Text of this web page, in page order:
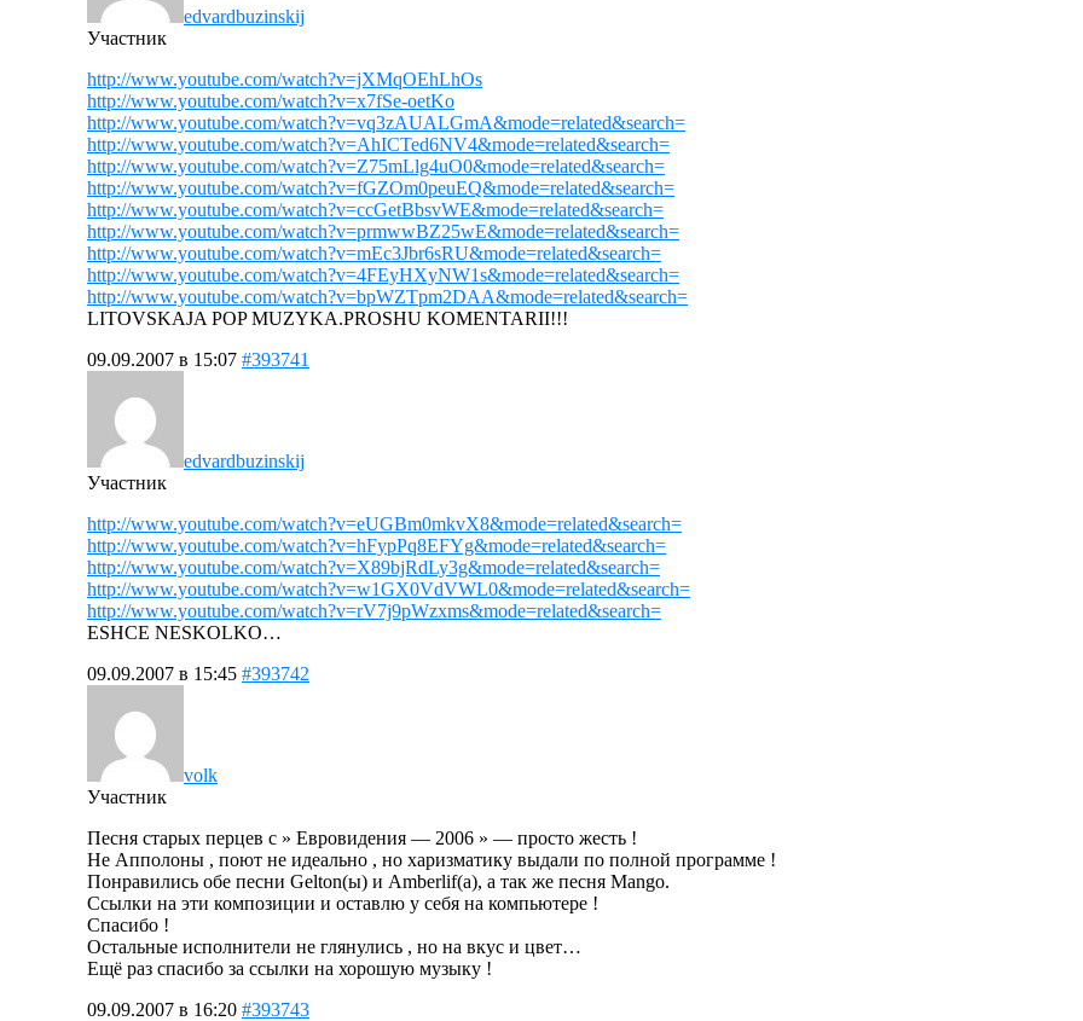
edvardbuzinskij
Участник
http://www.youtube.com/watch?v=jXMqOEhLhOs
http://www.youtube.com/watch?v=x7fSe-oetKo
http://www.youtube.com/watch?v=vq3zAUALGmA&mode=related&search=
http://www.youtube.com/watch?v=AhICTed6NV4&mode=related&search=
http://www.youtube.com/watch?v=Z75mLlg4uO0&mode=related&search=
http://www.youtube.com/watch?v=fGZOm0peuEQ&mode=related&search=
http://www.youtube.com/watch?v=ccGetBbsvWE&mode=related&search=
http://www.youtube.com/watch?v=prmwwBZ25wE&mode=related&search=
http://www.youtube.com/watch?v=mEc3Jbr6sRU&mode=related&search=
http://www.youtube.com/watch?v=4FEyHXyNW1s&mode=related&search=
http://www.youtube.com/watch?v=bpWZTpm2DAA&mode=related&search=
LITOVSKAJA POP MUZYKA.PROSHU KOMENTARII!!!
09.09.2007 в 15:07 #393741
edvardbuzinskij
Участник
http://www.youtube.com/watch?v=eUGBm0mkvX8&mode=related&search=
http://www.youtube.com/watch?v=hFypPq8EFYg&mode=related&search=
http://www.youtube.com/watch?v=X89bjRdLy3g&mode=related&search=
http://www.youtube.com/watch?v=w1GX0VdVWL0&mode=related&search=
http://www.youtube.com/watch?v=rV7j9pWzxms&mode=related&search=
ESHCE NESKOLKO…
09.09.2007 в 15:45 #393742
volk
Участник
Песня старых перцев с » Евровидения — 2006 » — просто жесть !
Не Апполоны , поют не идеально , но харизматику выдали по полной программе !
Понравились обе песни Gelton(ы) и Аmberlif(а), а так же песня Mango.
Ссылки на эти композиции и оставлю у себя на компьютере !
Спасибо !
Остальные исполнители не глянулись , но на вкус и цвет…
Ещё раз спасибо за ссылки на хорошую музыку !
09.09.2007 в 16:20 #393743